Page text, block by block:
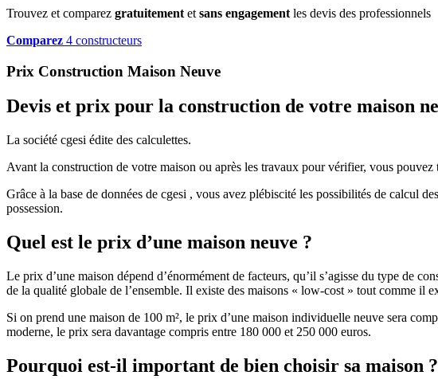
Trouvez et comparez gratuitement et sans engagement les devis des professionnels
Comparez 4 constructeurs
Prix Construction Maison Neuve
Devis et prix pour la construction de votre maison
La société cgesi édite des calculettes.
Avant la construction de votre maison ou après les travaux pour vérifier, vous
Grâce à la base de données de cgesi , vous avez plébiscité les possibilités de calcul
possession.
Quel est le prix d’une maison neuve ?
Le prix d’une maison dépend d’énormément de facteurs, qu’il s’agisse du type de
de la qualité globale de l’ensemble. Il existe des maisons « low-cost » tout comme il
Si on prend une maison de 100 m², le prix d’une maison individuelle neuve sera
moderne, le prix sera davantage compris entre 180 000 et 250 000 euros.
Pourquoi est-il important de bien choisir sa maison ?